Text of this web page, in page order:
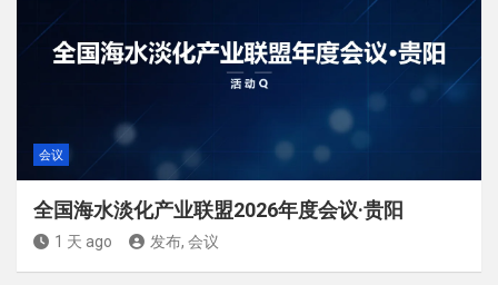
会议
全国海水淡化产业联盟2026年度会议·贵阳
1 天 ago 发布, 会议